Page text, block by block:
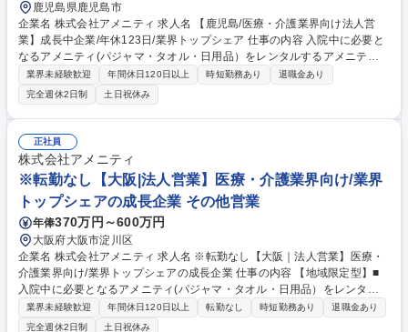
鹿児島県鹿児島市
企業名 株式会社アメニティ 求人名 【鹿児島/医療・介護業界向け法人営
業】成長中企業/年休123日/業界トップシェア 仕事の内容 入院中に必要と
なるアメニティ(パジャマ・タオル・日用品）をレンタルするアメニティ
サポートシステムを提供している当社にて、病院・介護施設向けの提案営
業をお任せ致します。 アメニティのレンタルサービスの提案だけでなく、
人材派遣・紹介等幅広く事業展開しているため、多角的に提案ができるこ
ともポイントの一つです。社会貢献性も高く、今後の高齢化社会において
成長が見込める産業です。 また、病院や介護施設の業務軽減に貢献する事
で、患者様、利用者様へのサービス向上に直結する為、大変やりがいのあ
るお仕事です。 ★2007年の設立以来、従業員数2,600名を超える企業に成
長した優良企業！ 募集職種 【鹿児島/医療・介護業界向け法人営業】成長
中企業/年休123日/業界トップシェア
業界未経験歓迎 年間休日120日以上 時短勤務あり
退職金あり
完全週休2日制
土日祝休み
正社員
株式会社アメニティ
※転勤なし【大阪|法人営業】医療・介護業界向け/業界
トップシェアの成長企業 その他営業
年俸370万円～600万円
大阪府大阪市淀川区
企業名 株式会社アメニティ 求人名 ※転勤なし【大阪｜法人営業】医療・
介護業界向け/業界トップシェアの成長企業 仕事の内容 【地域限定型】■
入院中に必要となるアメニティ(パジャマ・タオル・日用品）をレンタル
するアメニティサポートシステムを提供している当社にて、病院・介護施
設向けの提案営業をお任せ致します。 アメニティのレンタルサービスの提
業界未経験歓迎 年間休日120日以上 転勤なし 時短勤務あり
退職金あり
完全週休2日制
土日祝休み